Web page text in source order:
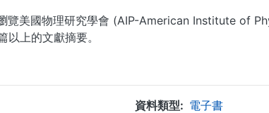
覽美國物理研究學會 (AIP-American Institute of
上的文獻摘要。
資料類型
電子書